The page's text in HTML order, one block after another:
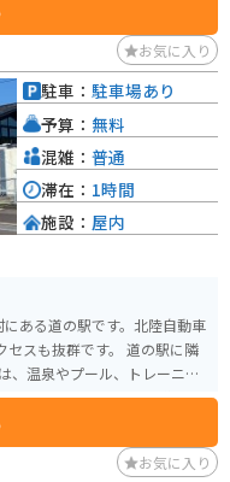
います。また、毎年8月16日に
々と観光客で賑わいます。ー
です。公園までは磐越自動車
らせたところです。道中も森
お気に入り
ある道の駅です。北陸自動車
です。 道の駅に隣
、温泉やプール、トレーニン
す。 また、道の駅
産品やお土産が豊富に揃って
ラインなど、ツーリングスポッ
駐車： 駐車場あり
予算： 無料
混雑： 普通
滞在： 1時間
施設： 屋内
お気に入り